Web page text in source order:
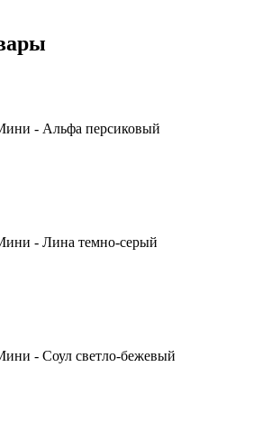
- Альфа персиковый
- Лина темно-серый
- Соул светло-бежевый